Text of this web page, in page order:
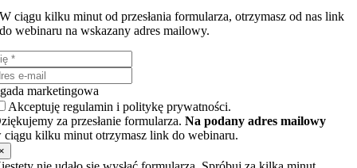
W ciągu kilku minut od przesłania formularza, otrzymasz od nas link
do webinaru na wskazany adres mailowy.
marketingowa
Akceptuję regulamin i politykę prywatności.
za przesłanie formularza.Na podany adres mailowy
ciągu kilku minut otrzymasz link do webinaru.